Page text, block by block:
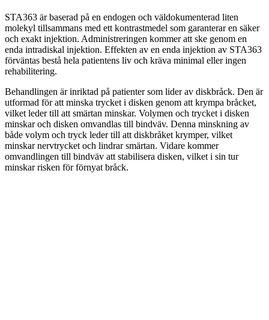
STA363 är baserad på en endogen och väldokumenterad liten
molekyl tillsammans med ett kontrastmedel som garanterar en säker
och exakt injektion. Administreringen kommer att ske genom en
enda intradiskal injektion. Effekten av en enda injektion av STA363
förväntas bestå hela patientens liv och kräva minimal eller ingen
rehabilitering.
Behandlingen är inriktad på patienter som lider av diskbråck. Den är
utformad för att minska trycket i disken genom att krympa bråcket,
vilket leder till att smärtan minskar. Volymen och trycket i disken
minskar och disken omvandlas till bindväv. Denna minskning av
både volym och tryck leder till att diskbråket krymper, vilket
minskar nervtrycket och lindrar smärtan. Vidare kommer
omvandlingen till bindväv att stabilisera disken, vilket i sin tur
minskar risken för förnyat bråck.